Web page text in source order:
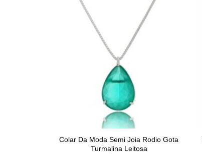
Colar Da Moda Semi Joia Rodio Gota
Turmalina Leitosa